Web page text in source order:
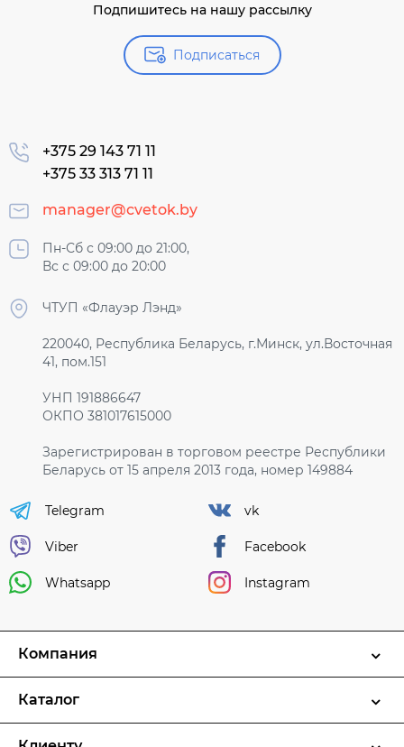
Подпишитесь на нашу рассылку
Подписаться
+375 29 143 71 11
+375 33 313 71 11
manager@cvetok.by
Пн-Сб с 09:00 до 21:00,
Вс с 09:00 до 20:00
ЧТУП «Флауэр Лэнд»
220040, Республика Беларусь, г.Минск, ул.Восточная
41, пом.151
УНП 191886647
ОКПО 381017615000
Зарегистрирован в торговом реестре Республики
Беларусь от 15 апреля 2013 года, номер 149884
Telegram
Viber
Whatsapp
vk
Facebook
Instagram
Компания
Каталог